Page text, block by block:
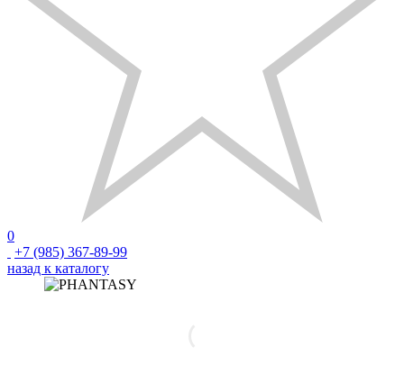
0
+7 (985) 367-89-99
назад к каталогу